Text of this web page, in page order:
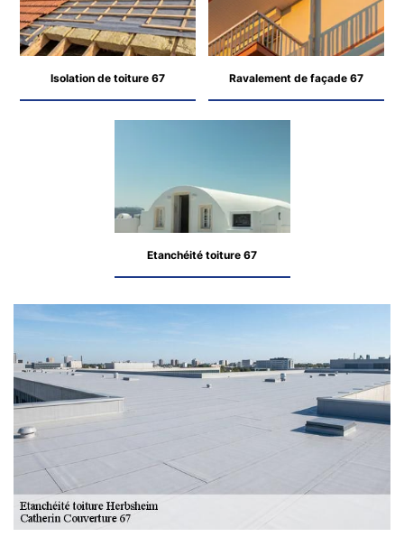
Isolation de toiture 67 Ravalement de façade 67
Etanchéité toiture 67